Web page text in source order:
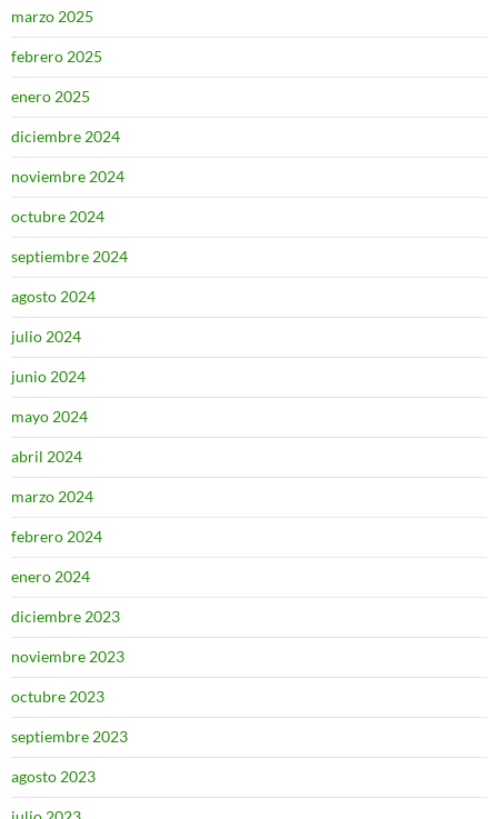
marzo 2025
febrero 2025
enero 2025
diciembre 2024
noviembre 2024
octubre 2024
septiembre 2024
agosto 2024
julio 2024
junio 2024
mayo 2024
abril 2024
marzo 2024
febrero 2024
enero 2024
diciembre 2023
noviembre 2023
octubre 2023
septiembre 2023
agosto 2023